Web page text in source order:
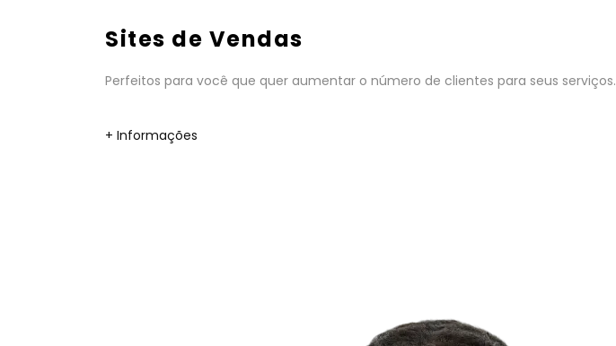
Sites de Vendas
Perfeitos para você que quer aumentar o número de clientes para seus serviços.
+ Informações